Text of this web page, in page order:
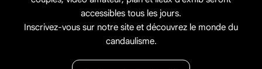
accessibles tous les jours.
Inscrivez-vous sur notre site et découvrez le monde du
candaulisme.